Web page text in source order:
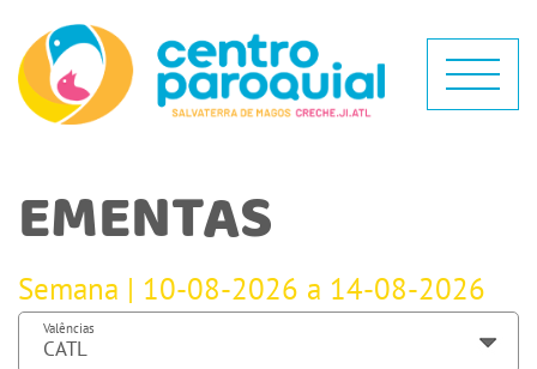
EMENTAS
Semana | 10-08-2026 a 14-08-2026
Valências